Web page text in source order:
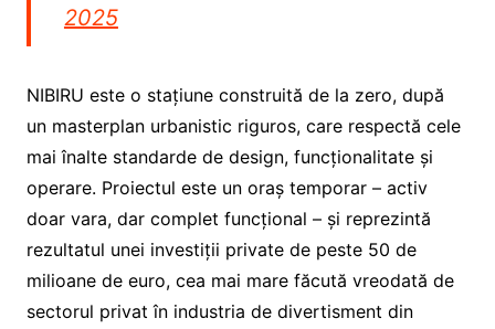
2025
NIBIRU este o stațiune construită de la zero, după
un masterplan urbanistic riguros, care respectă cele
mai înalte standarde de design, funcționalitate și
operare. Proiectul este un oraș temporar – activ
doar vara, dar complet funcțional – și reprezintă
rezultatul unei investiții private de peste 50 de
milioane de euro, cea mai mare făcută vreodată de
sectorul privat în industria de divertisment din